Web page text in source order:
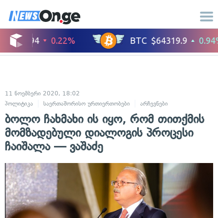
11 ნოემბერი 2020, 18:02
პოლიტიკა
საერთაშორისო ურთიერთობები არჩევნები
ბოლო ჩახმახი ის იყო, რომ თითქმის
მომზადებული დიალოგის პროცესი
ჩაიშალა — ვაშაძე